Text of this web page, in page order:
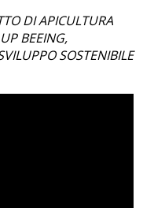
DI APICULTURA
BEEING,
SOSTENIBILE